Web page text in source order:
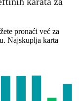
pronaći već za
Najskuplja karta